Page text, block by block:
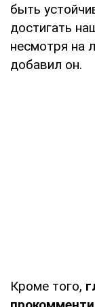
быть
достигать
несмотря на
добавил он.
Кроме того,